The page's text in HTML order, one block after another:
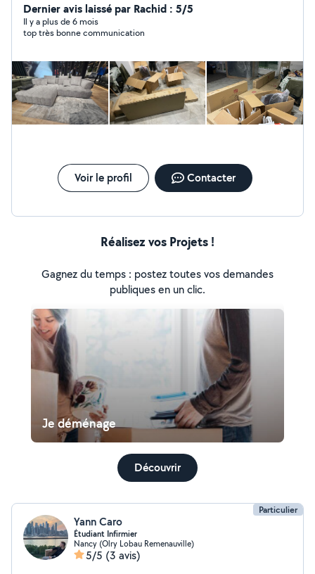
Dernier avis laissé par Rachid : 5/5
Il y a plus de 6 mois
top très bonne communication
Voir le profil Contacter
Réalisez vos Projets !
Gagnez du temps : postez toutes vos demandes
publiques en un clic.
Je déménage
Découvrir
Particulier
Yann Caro
Étudiant Infirmier
Nancy (Olry Lobau Remenauville)
5/5 (3 avis)